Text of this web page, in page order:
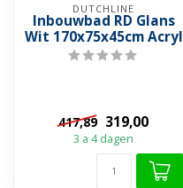
DUTCHLINE
Inbouwbad RD Glans
Wit 170x75x45cm Acryl
417,89 319,00
3 a 4 dagen